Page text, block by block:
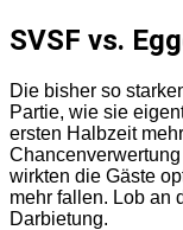
SVSF vs.
Die bisher so
Partie, wie sie
ersten Halbzeit
wirkten die Gäste
mehr fallen. Lob an
Darbietung.